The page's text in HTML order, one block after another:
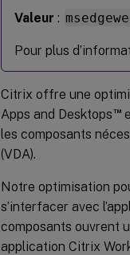
Valeur :
Pour plus
Citrix offre une
Apps and Desktops™
les composants
(VDA).
Notre optimisation
s’interfacer avec
composants ouvrent
application Citrix